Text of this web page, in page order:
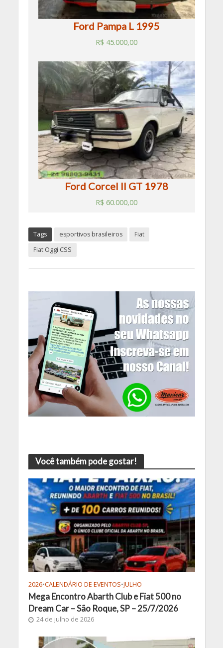
Ford Pampa L 1995
R$ 45.000,00
Ford Corcel II GT 1978
R$ 60.000,00
Tags esportivos brasileiros
Fiat
Fiat Oggi CSS
Você também pode gostar!
2026•CALENDÁRIO DE EVENTOS•JULHO
Mega Encontro Abarth Club e Fiat 500 no
Dream Car – São Roque, SP – 25/7/2026
24 de julho de 2026